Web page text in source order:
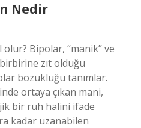
Nedir
Bipolar, “manik” ve
zıt olduğu
bozukluğu tanımlar.
ortaya çıkan mani,
bir ruh halini ifade
kadar uzanabilen